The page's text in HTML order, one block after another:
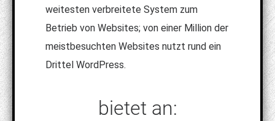
weitesten verbreitete System zum
Betrieb von Websites; von einer Million der
meistbesuchten Websites nutzt rund ein
Drittel WordPress.
bietet an: